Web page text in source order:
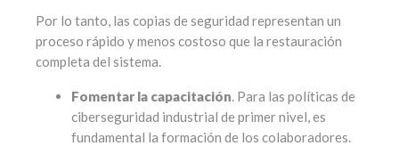
Por lo tanto, las copias de seguridad representan un
proceso rápido y menos costoso que la restauración
completa del sistema.
Fomentar la capacitación. Para las políticas de
ciberseguridad industrial de primer nivel, es
fundamental la formación de los colaboradores.